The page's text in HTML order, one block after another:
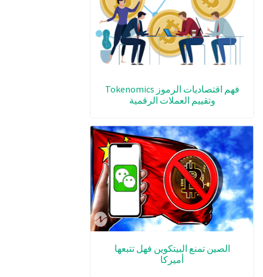
فهم اقتصاديات الرموز Tokenomics
وتقييم العملات الرقمية
الصين تمنع البيتكوين فهل تتبعها
أميركا